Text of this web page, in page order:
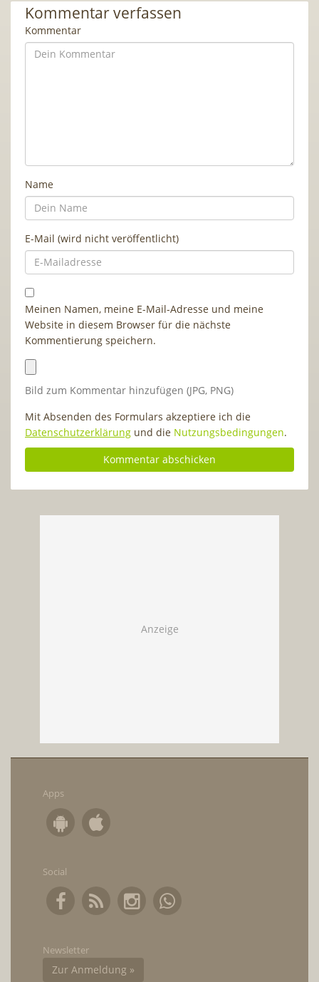
Kommentar verfassen
Kommentar
Name
E-Mail (wird nicht veröffentlicht)
Meinen Namen, meine E-Mail-Adresse und meine
Website in diesem Browser für die nächste
Kommentierung speichern.
Bild zum Kommentar hinzufügen (JPG, PNG)
Mit Absenden des Formulars akzeptiere ich die
Datenschutzerklärung und die Nutzungsbedingungen.
Apps
Social
Newsletter
Zur Anmeldung »